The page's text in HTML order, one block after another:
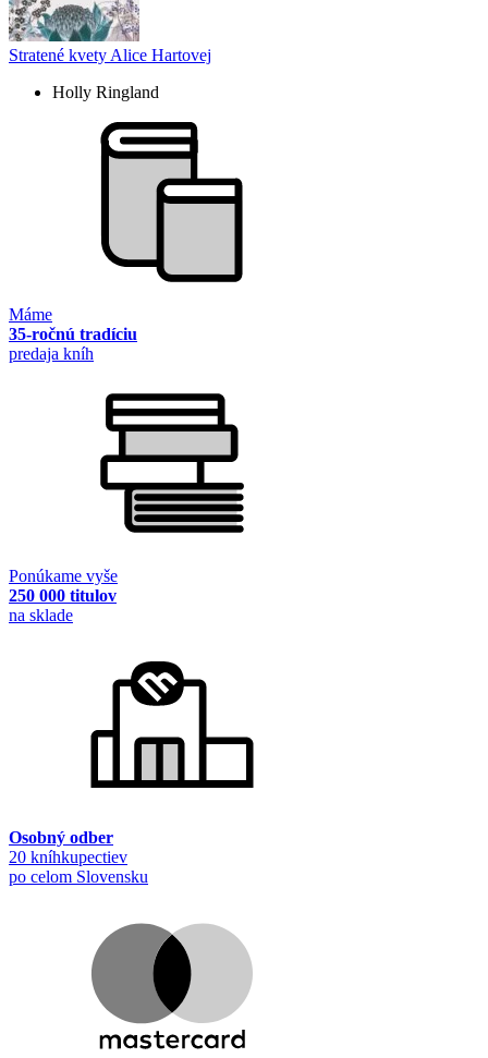
Stratené kvety Alice Hartovej
Holly Ringland
Máme
35-ročnú tradíciu
predaja kníh
Ponúkame vyše
250 000 titulov
na sklade
Osobný odber
20 kníhkupectiev
po celom Slovensku